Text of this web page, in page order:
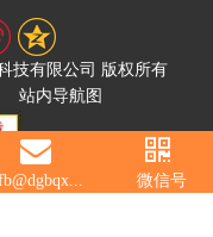
技有限公司 版权所有
站内导航图
微信号